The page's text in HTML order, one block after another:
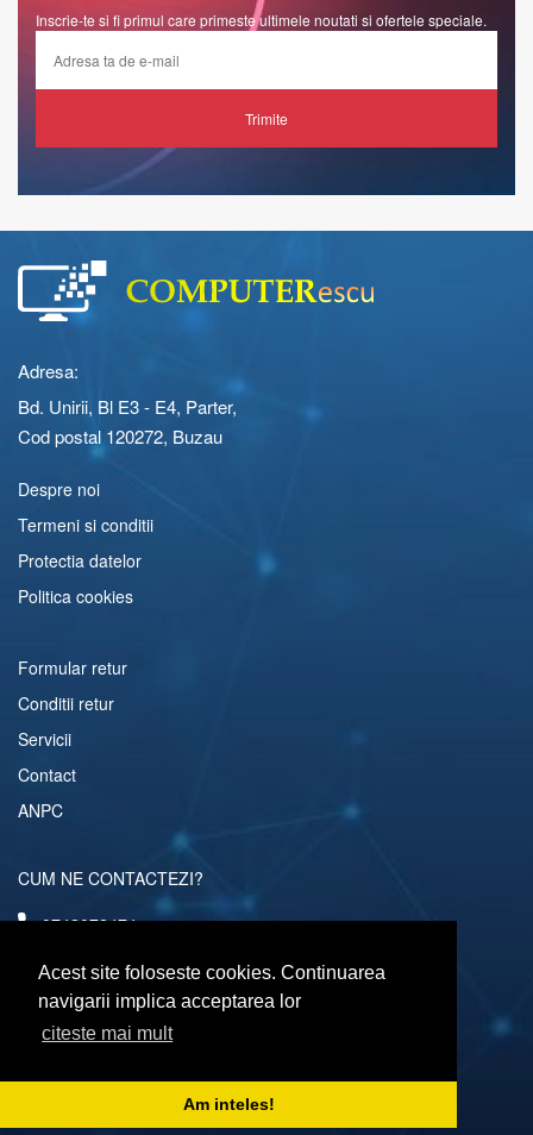
Acest site foloseste cookies. Continuarea
navigarii implica acceptarea lor
citeste mai mult
Am inteles!
Inscrie-te si fi primul care primeste ultimele noutati si ofertele speciale.
Trimite
Adresa:
Bd. Unirii, Bl E3 - E4, Parter,
Cod postal 120272, Buzau
Despre noi
Termeni si conditii
Protectia datelor
Politica cookies
Formular retur
Conditii retur
Servicii
Contact
ANPC
CUM NE CONTACTEZI?
0742072474
comenzi@computerescu.ro
URMARESTE-NE SI PE
Copyright © 2026 Computerescu.ro. All rights reserved